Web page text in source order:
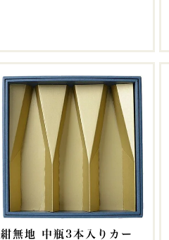
紺無地 中瓶3本入りカー